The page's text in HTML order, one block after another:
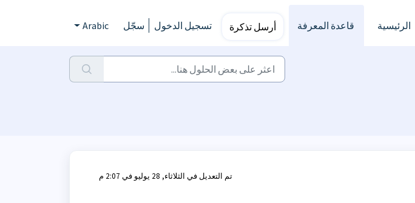
الرئيسية
قاعدة المعرفة أرسل تذكرة تسجيل الدخول سجّل Arabic
تم التعديل في الثلاثاء, 28 يوليو في 2:07 م